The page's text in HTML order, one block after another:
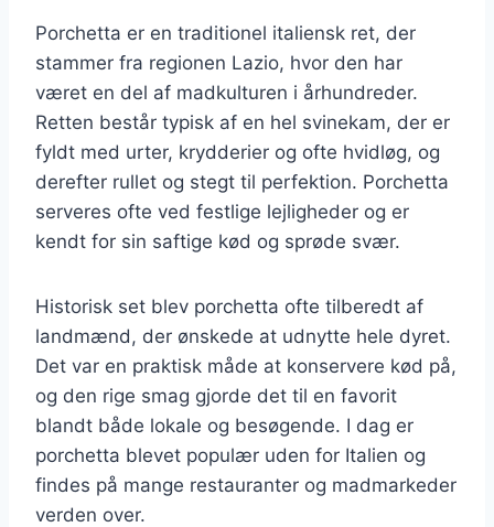
Porchetta er en traditionel italiensk ret, der
stammer fra regionen Lazio, hvor den har
været en del af madkulturen i århundreder.
Retten består typisk af en hel svinekam, der er
fyldt med urter, krydderier og ofte hvidløg, og
derefter rullet og stegt til perfektion. Porchetta
serveres ofte ved festlige lejligheder og er
kendt for sin saftige kød og sprøde svær.
Historisk set blev porchetta ofte tilberedt af
landmænd, der ønskede at udnytte hele dyret.
Det var en praktisk måde at konservere kød på,
og den rige smag gjorde det til en favorit
blandt både lokale og besøgende. I dag er
porchetta blevet populær uden for Italien og
findes på mange restauranter og madmarkeder
verden over.